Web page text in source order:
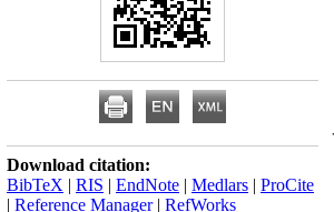
Download citation:
BibTeX | RIS | EndNote | Medlars | ProCite
| Reference Manager| RefWorks